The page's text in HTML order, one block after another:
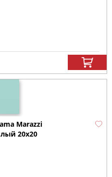
Marazzi
20х20